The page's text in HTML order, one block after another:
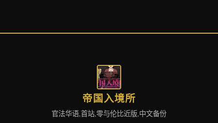
帝国入境所
官法华语,首站,零与伦比近版,中文备份